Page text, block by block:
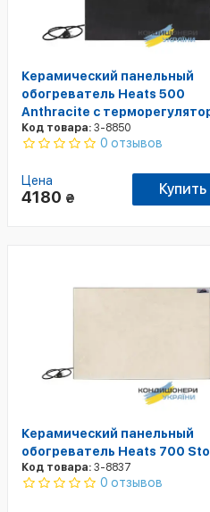
Керамический панельный
обогреватель Heats 500
Anthracite с
Код товара:3-8850
0 отзывов
Цена
4180 ₴
Купить
Керамический панельный
обогреватель Heats 700
Код товара:3-8837
0 отзывов